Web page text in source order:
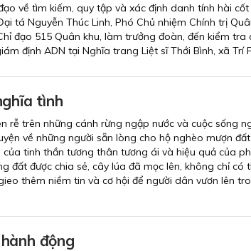
về tìm kiếm, quy tập và xác định danh tính hài cốt
tá Nguyễn Thúc Linh, Phó Chủ nhiệm Chính trị
đạo 515 Quân khu, làm trưởng đoàn, đến kiểm tra
định ADN tại Nghĩa trang Liệt sĩ Thới Bình, xã Trí
tình
rễ trên những cánh rừng ngập nước và cuộc sống
về những người sẵn lòng cho hộ nghèo mượn
tinh thần tương thân tương ái và hiệu quả của
đất được chia sẻ, cây lúa đã mọc lên, không chỉ có
thêm niềm tin và cơ hội để người dân vươn lên
động